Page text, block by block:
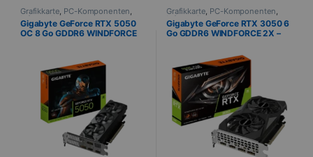
Grafikkarte PC-Komponenten
Informatik
Gigabyte GeForce RTX 5050
OC 8 Go GDDR6 WINDFORCE
Grafikkarte PC-Komponenten
Informatik
Gigabyte GeForce RTX 3050 6
Go GDDR6 WINDFORCE 2X –